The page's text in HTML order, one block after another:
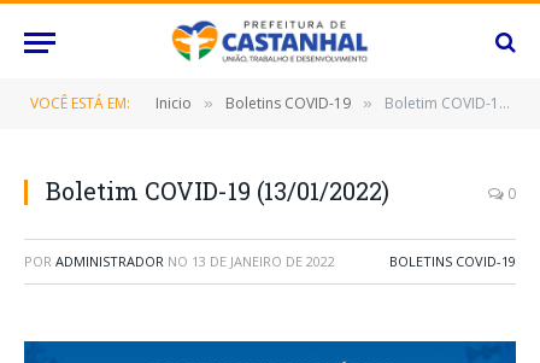
VOCÊ ESTÁ EM: Inicio » Boletins COVID-19 » Boletim COVID-19 (13/01/2022)
Boletim COVID-19 (13/01/2022) 0
POR ADMINISTRADOR NO 13 DE JANEIRO DE 2022 BOLETINS COVID-19